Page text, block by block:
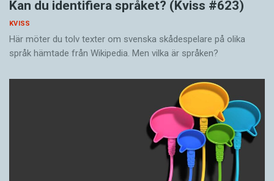
Kan du identifiera språket? (Kviss #623)
KVISS
Här möter du tolv texter om svenska skådespelare på olika
språk hämtade från Wikipedia. Men vilka är språken?